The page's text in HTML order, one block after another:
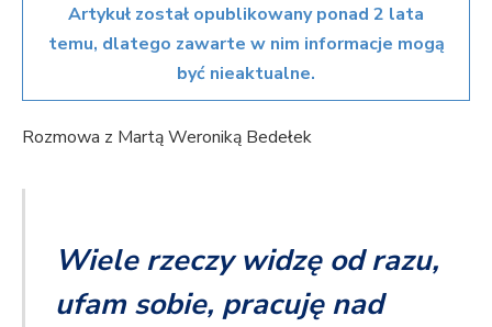
Artykuł został opublikowany ponad 2 lata
temu, dlatego zawarte w nim informacje mogą
być nieaktualne.
Rozmowa z Martą Weroniką Bedełek
Wiele rzeczy widzę od razu,
ufam sobie, pracuję nad